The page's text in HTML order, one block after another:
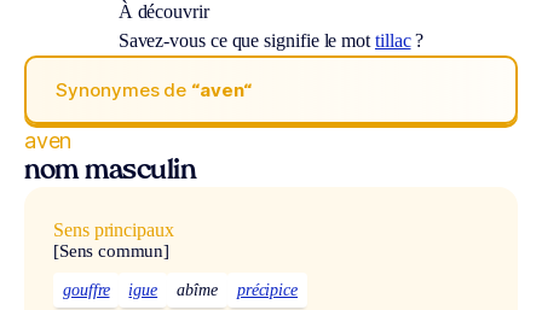
À découvrir
Savez-vous ce que signifie le mot tillac?
Synonymes de “aven“
aven
nom masculin
Sens principaux
[Sens commun]
gouffre igue abîme précipice